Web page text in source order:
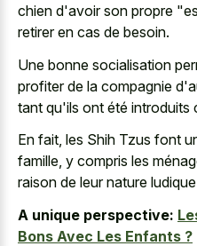
chien d'avoir son propre
retirer en cas de besoin.
Une bonne socialisation
profiter de la compagnie
tant qu'ils ont été introduits
En fait, les Shih Tzus font
famille, y compris les
raison de leur nature
A unique perspective:
Bons Avec Les Enfants ?